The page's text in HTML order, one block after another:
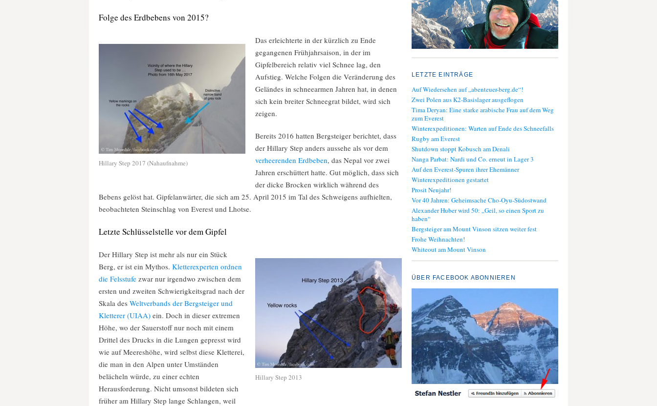
Folge des Erdbebens von 2015?
Hillary Step 2017 (Nahaufnahme)
Das erleichterte in der kürzlich zu Ende
gegangenen Frühjahrsaison, in der im
Gipfelbereich relativ viel Schnee lag, den
Aufstieg. Welche Folgen die Veränderung des
Geländes in schneearmen Jahren hat, in denen
sich kein breiter Schneegrat bildet, wird sich
zeigen.
Bereits 2016 hatten Bergsteiger berichtet, dass
der Hillary Step anders aussehe als vor dem
verheerenden Erdbeben, das Nepal vor zwei
Jahren erschüttert hatte. Gut möglich, dass sich
der dicke Brocken wirklich während des
Bebens gelöst hat. Gipfelanwärter, die sich am 25. April 2015 im Tal des Schweigens aufhielten,
beobachteten Steinschlag von Everest und Lhotse.
Letzte Schlüsselstelle vor dem Gipfel
Hillary Step 2013
Der Hillary Step ist mehr als nur ein Stück
Berg, er ist ein Mythos. Kletterexperten ordnen
die Felsstufe zwar nur irgendwo zwischen dem
ersten und zweiten Schwierigkeitsgrad nach der
Skala des Weltverbands der Bergsteiger und
Kletterer (UIAA) ein. Doch in dieser extremen
Höhe, wo der Sauerstoff nur noch mit einem
Drittel des Drucks in die Lungen gepresst wird
wie auf Meereshöhe, wird selbst diese Kletterei,
die man in den Alpen unter Umständen
belächeln würde, zu einer echten
Herausforderung. Nicht umsonst bildeten sich
früher am Hillary Step lange Schlangen, weil
LETZTE EINTRÄGE
Auf Wiedersehen auf „abenteuer-berg.de“!
Zwei Polen aus K2-Basislager ausgeflogen
Tima Deryan: Eine starke arabische Frau auf dem Weg
zum Everest
Winterexpeditionen: Warten auf Ende des Schneefalls
Rugby am Everest
Shutdown stoppt Kobusch am Denali
Nanga Parbat: Nardi und Co. erneut in Lager 3
Auf den Everest-Spuren ihrer Ehemänner
Winterexpeditionen gestartet
Prosit Neujahr!
Vor 40 Jahren: Geheimsache Cho-Oyu-Südostwand
Alexander Huber wird 50: „Geil, so einen Sport zu
haben“
Bergsteiger am Mount Vinson sitzen weiter fest
Frohe Weihnachten!
Whiteout am Mount Vinson
ÜBER FACEBOOK ABONNIEREN